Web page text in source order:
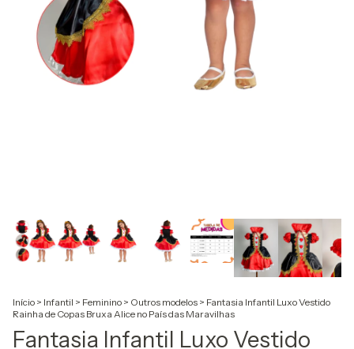
Início > Infantil > Feminino > Outros modelos > Fantasia Infantil Luxo Vestido
Rainha de Copas Bruxa Alice no País das Maravilhas
Fantasia Infantil Luxo Vestido